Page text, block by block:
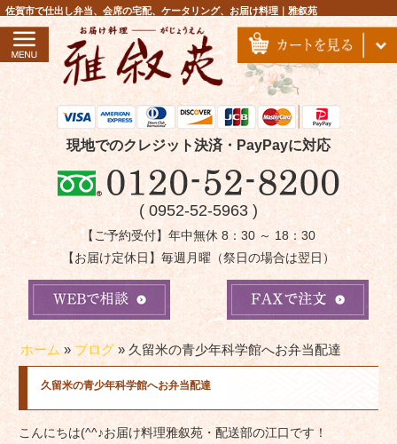
コ
ン
ツ
へ
ス
キ
プ
佐賀市で仕出し弁当、会席の宅配、ケータリング、お届け料理｜雅叙苑
現地でのクレジット決済・PayPayに対応
( 0952-52-5963 )
【ご予約受付】年中無休 8：30 ～ 18：30
【お届け定休日】毎週月曜（祭日の場合は翌日）
ホーム» ブログ» 久留米の青少年科学館へお弁当配達
久留米の青少年科学館へお弁当配達
こんにちは(^^♪お届け料理雅叙苑・配送部の江口です！